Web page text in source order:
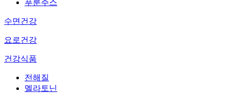
푸룬주스
수면건강
요로건강
건강식품
전해질
멜라토닌